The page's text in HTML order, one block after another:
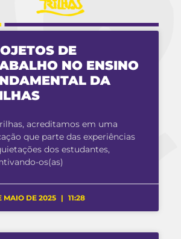
DE
NO ENSINO
DA
acreditamos em uma
que parte das experiências
dos estudantes,
os(as)
MAIO DE 2025 11:28